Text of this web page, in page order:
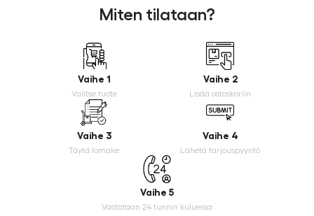
Miten tilataan?
Vaihe 1
Valitse tuote
Vaihe 2
Lisää ostoskoriin
Vaihe 3
Täytä lomake
Vaihe 4
Lähetä tarjouspyyntö
Vaihe 5
Vastataan 24 tunnin kuluessa